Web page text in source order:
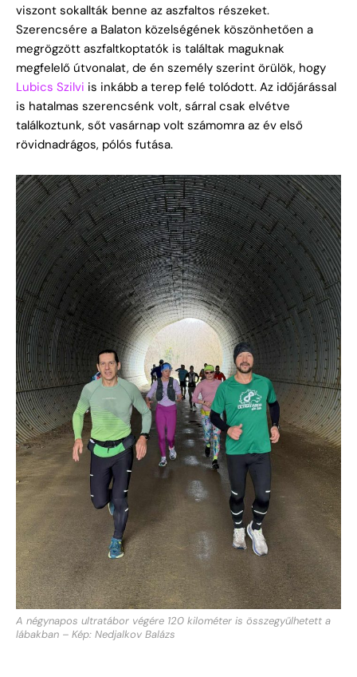
viszont sokallták benne az aszfaltos részeket.
Szerencsére a Balaton közelségének köszönhetően a
megrögzött aszfaltkoptatók is találtak maguknak
megfelelő útvonalat, de én személy szerint örülök, hogy
Lubics Szilvi is inkább a terep felé tolódott. Az időjárással
is hatalmas szerencsénk volt, sárral csak elvétve
találkoztunk, sőt vasárnap volt számomra az év első
rövidnadrágos, pólós futása.
A négynapos ultratábor végére 120 kilométer is összegyűlhetett a
lábakban – Kép: Nedjalkov Balázs